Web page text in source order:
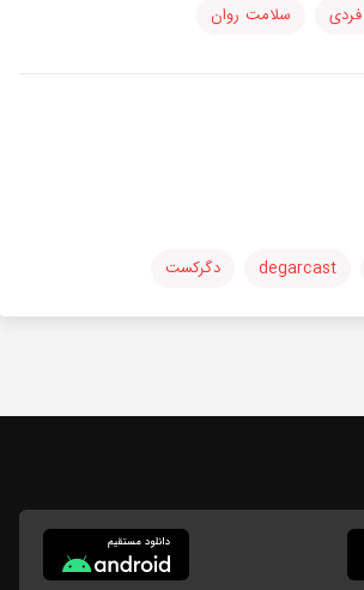
سلامت روان
degarcast دگرکست